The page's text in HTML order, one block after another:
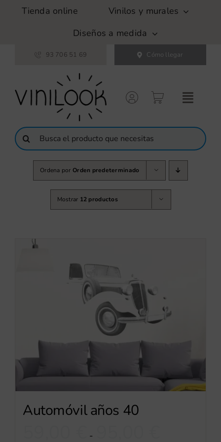
SaltarTienda online
Vinilos y murales
Diseños a medida
93 706 51 69 Cómo llegar
Buscar:
Ordena por Orden predeterminado
Mostrar 12 productos
Automóvil años 40
-